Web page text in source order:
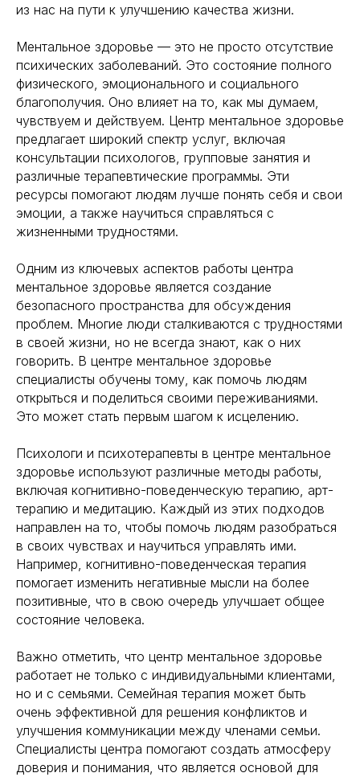
из нас на пути к улучшению качества жизни.
Ментальное здоровье — это не просто отсутствие
психических заболеваний. Это состояние полного
физического, эмоционального и социального
благополучия. Оно влияет на то, как мы думаем,
чувствуем и действуем. Центр ментальное здоровье
предлагает широкий спектр услуг, включая
консультации психологов, групповые занятия и
различные терапевтические программы. Эти
ресурсы помогают людям лучше понять себя и свои
эмоции, а также научиться справляться с
жизненными трудностями.
Одним из ключевых аспектов работы центра
ментальное здоровье является создание
безопасного пространства для обсуждения
проблем. Многие люди сталкиваются с трудностями
в своей жизни, но не всегда знают, как о них
говорить. В центре ментальное здоровье
специалисты обучены тому, как помочь людям
открыться и поделиться своими переживаниями.
Это может стать первым шагом к исцелению.
Психологи и психотерапевты в центре ментальное
здоровье используют различные методы работы,
включая когнитивно-поведенческую терапию, арт-
терапию и медитацию. Каждый из этих подходов
направлен на то, чтобы помочь людям разобраться
в своих чувствах и научиться управлять ими.
Например, когнитивно-поведенческая терапия
помогает изменить негативные мысли на более
позитивные, что в свою очередь улучшает общее
состояние человека.
Важно отметить, что центр ментальное здоровье
работает не только с индивидуальными клиентами,
но и с семьями. Семейная терапия может быть
очень эффективной для решения конфликтов и
улучшения коммуникации между членами семьи.
Специалисты центра помогают создать атмосферу
доверия и понимания, что является основой для